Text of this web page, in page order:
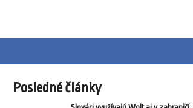
Posledné články